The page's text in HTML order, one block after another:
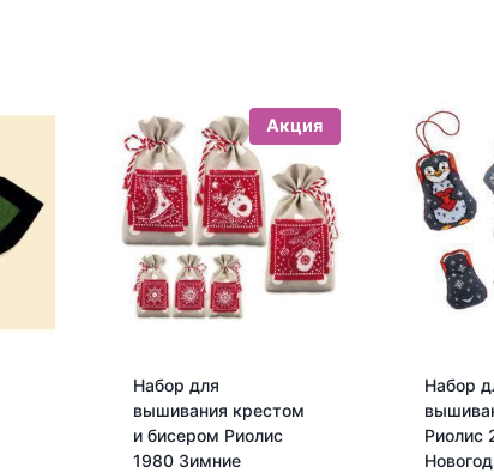
Акция
Набор для
вышивания крестом
и бисером Риолис
1980 Зимние
Набор
Риолис